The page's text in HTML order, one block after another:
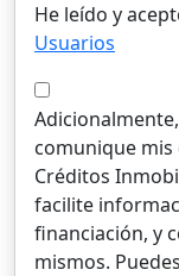
He leído y
Usuarios
comunique
Créditos
facilite
financiación, y
mismos.